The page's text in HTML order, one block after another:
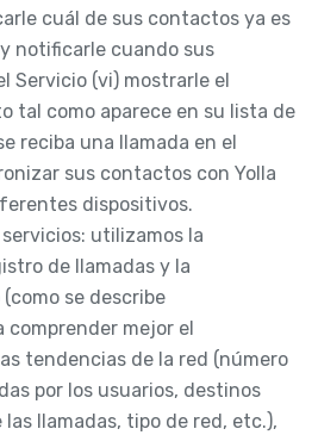
cuál de sus contactos ya es
notificarle cuando sus
Servicio (vi) mostrarle el
tal como aparece en su lista de
reciba una llamada en el
sus contactos con Yolla
dispositivos.
utilizamos la
de llamadas y la
se describe
comprender mejor el
tendencias de la red (número
por los usuarios, destinos
llamadas, tipo de red, etc.),